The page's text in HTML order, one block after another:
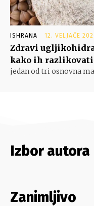
ISHRANA 12. VELJAČE
Zdravi
kako ih
jedan od tri osnovna
Izbor autora
Zanimljivo